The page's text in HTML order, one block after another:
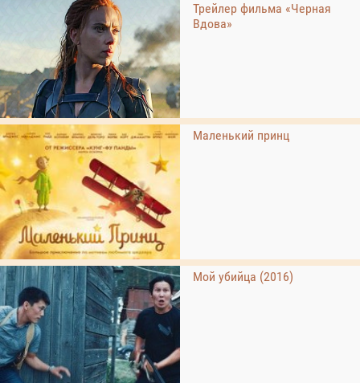
Трейлер фильма «Черная
Вдова»
Маленький принц
Мой убийца (2016)